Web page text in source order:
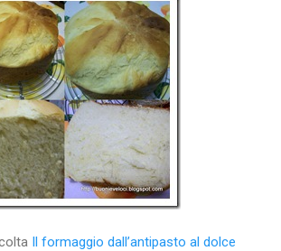
Il formaggio dall’antipasto al dolce